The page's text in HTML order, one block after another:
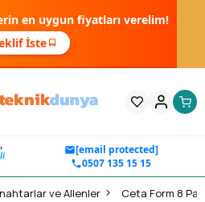
en uygun fiyatları verelim!
İste
[email protected]
0507 135 15 15
ve Allenler